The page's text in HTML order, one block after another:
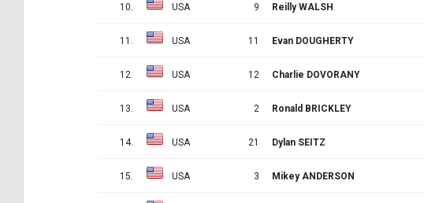
10. USA 9 Reilly WALSH
11. USA 11 Evan DOUGHERTY
12. USA 12 Charlie DOVORANY
13. USA 2 Ronald BRICKLEY
14. USA 21 Dylan SEITZ
15. USA 3 Mikey ANDERSON